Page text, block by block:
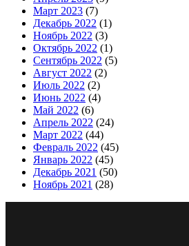
Март 2023 (7)
Декабрь 2022 (1)
Ноябрь 2022 (3)
Октябрь 2022 (1)
Сентябрь 2022 (5)
Август 2022 (2)
Июль 2022 (2)
Июнь 2022 (4)
Май 2022 (6)
Апрель 2022 (24)
Март 2022 (44)
Февраль 2022 (45)
Январь 2022 (45)
Декабрь 2021 (50)
Ноябрь 2021 (28)